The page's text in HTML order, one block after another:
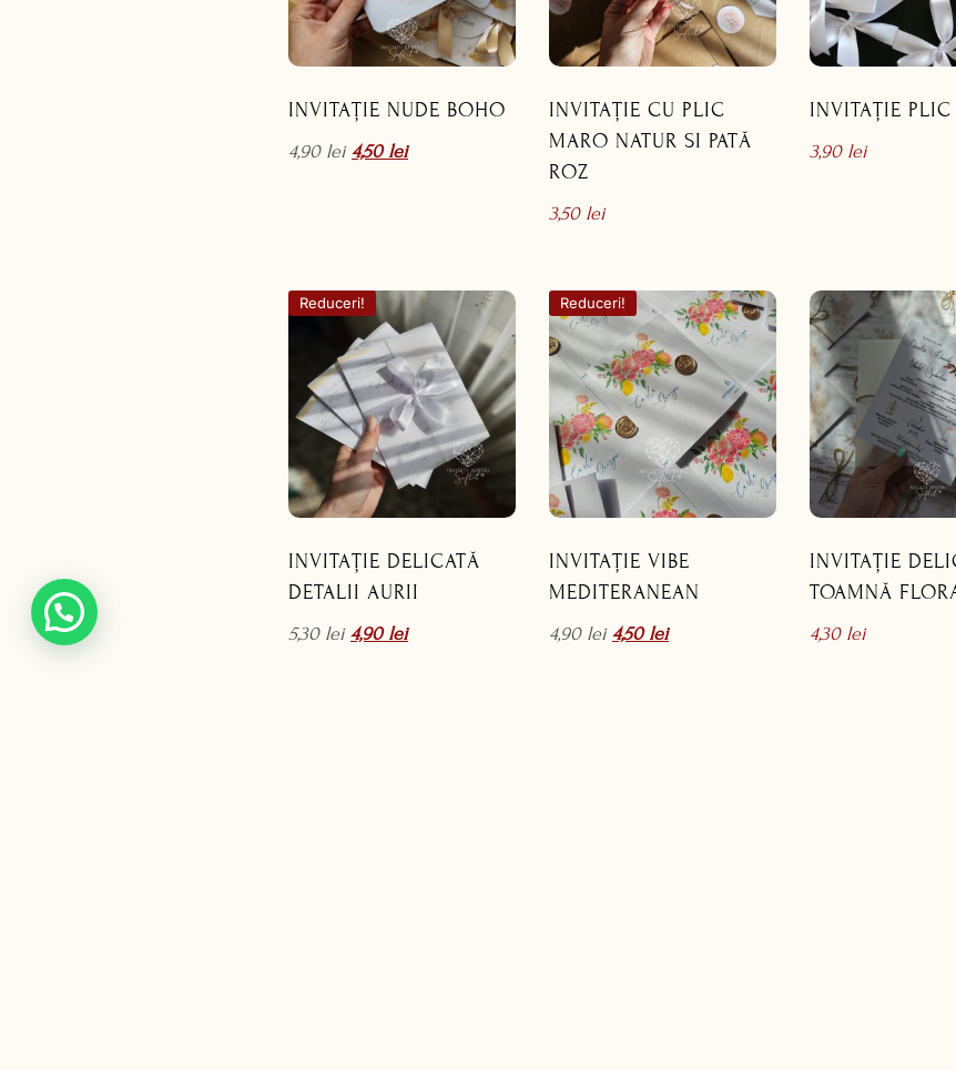
INVITAȚIE NUDE BOHO
4,90 lei 4,50lei
INVITAȚIE CU PLIC
MARO NATUR SI PATĂ
ROZ
3,50 lei
INVITAȚIE PLIC
3,90 lei
Reduceri!
INVITAȚIE DELICATĂ
DETALII AURII
5,30 lei 4,90lei
Reduceri!
INVITAȚIE VIBE
MEDITERANEAN
4,90 lei 4,50lei
INVITAȚIE
TOAMNĂ
4,30 lei